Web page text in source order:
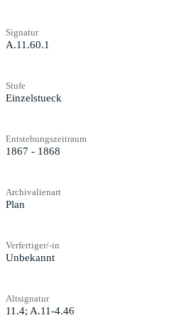
Signatur
A.11.60.1
Stufe
Einzelstueck
Entstehungszeitraum
1867 - 1868
Archivalienart
Plan
Verfertiger/-in
Unbekannt
Altsignatur
11.4; A.11-4.46